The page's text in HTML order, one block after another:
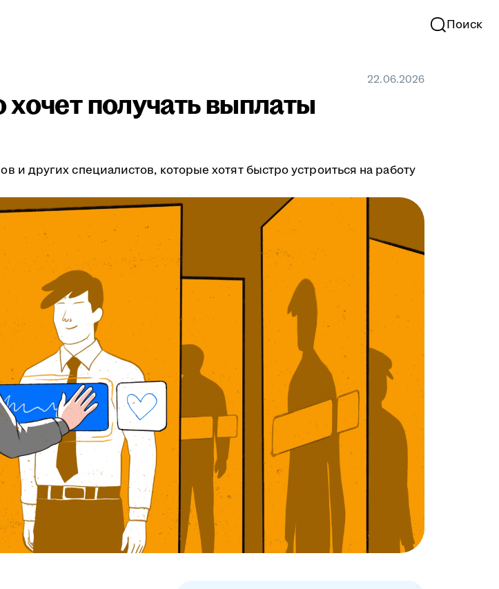
Поиск
22.06.2026
получать выплаты
и других специалистов, которые хотят быстро устроиться на работу